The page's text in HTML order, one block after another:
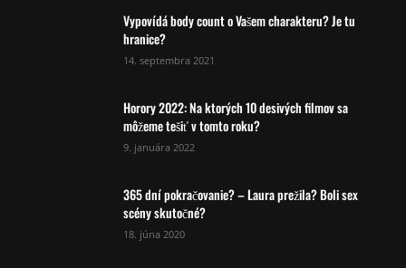
Vypovídá body count o Vašem charakteru? Je tu
hranice?
14. septembra 2021
Horory 2022: Na ktorých 10 desivých filmov sa
môžeme tešiť v tomto roku?
9. januára 2022
365 dní pokračovanie? – Laura prežila? Boli sex
scény skutočné?
18. júna 2020